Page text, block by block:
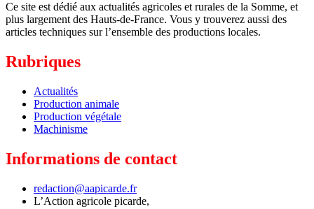
Ce site est dédié aux actualités agricoles et rurales de la Somme, et
plus largement des Hauts-de-France. Vous y trouverez aussi des
articles techniques sur l’ensemble des productions locales.
Rubriques
Actualités
Production animale
Production végétale
Machinisme
Informations de contact
redaction@aapicarde.fr
L’Action agricole picarde,